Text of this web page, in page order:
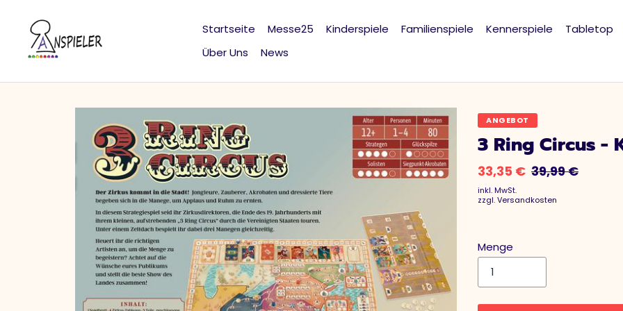
Startseite Messe25 Kinderspiele Familienspiele Kennerspiele Tabletop
Über Uns
News
ANGEBOT
3 Ring Circus -
33,35 € 39,99 €
inkl. MwSt.
zzgl.Versandkosten
Menge